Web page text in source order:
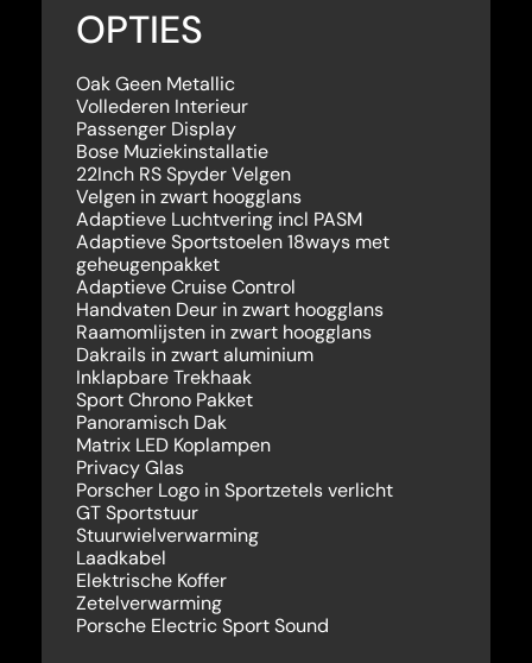
OPTIES
Oak Geen Metallic
Vollederen Interieur
Passenger Display
Bose Muziekinstallatie
22Inch RS Spyder Velgen
Velgen in zwart hoogglans
Adaptieve Luchtvering incl PASM
Adaptieve Sportstoelen 18ways met
geheugenpakket
Adaptieve Cruise Control
Handvaten Deur in zwart hoogglans
Raamomlijsten in zwart hoogglans
Dakrails in zwart aluminium
Inklapbare Trekhaak
Sport Chrono Pakket
Panoramisch Dak
Matrix LED Koplampen
Privacy Glas
Porscher Logo in Sportzetels verlicht
GT Sportstuur
Stuurwielverwarming
Laadkabel
Elektrische Koffer
Zetelverwarming
Porsche Electric Sport Sound